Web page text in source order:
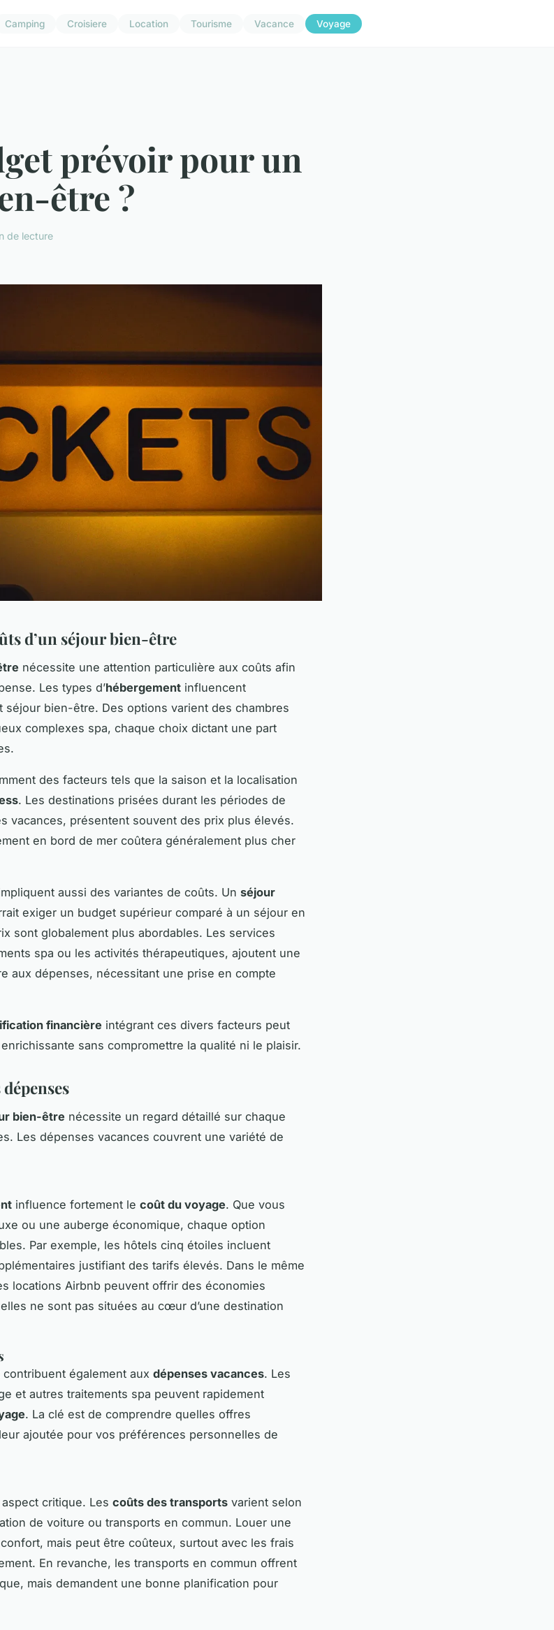
Camping Croisiere Location Tourisme Vacance Voyage
prévoir pour un
être ?
de lecture
d’un séjour bien-être
nécessite une attention particulière aux coûts afin
Les types d’hébergement influencent
séjour bien-être. Des options varient des chambres
complexes spa, chaque choix dictant une part
des facteurs tels que la saison et la localisation
. Les destinations prisées durant les périodes de
vacances, présentent souvent des prix plus élevés.
en bord de mer coûtera généralement plus cher
aussi des variantes de coûts. Un séjour
exiger un budget supérieur comparé à un séjour en
sont globalement plus abordables. Les services
spa ou les activités thérapeutiques, ajoutent une
aux dépenses, nécessitant une prise en compte
financière intégrant ces divers facteurs peut
sans compromettre la qualité ni le plaisir.
bien-être nécessite un regard détaillé sur chaque
Les dépenses vacances couvrent une variété de
influence fortement le coût du voyage. Que vous
ou une auberge économique, chaque option
Par exemple, les hôtels cinq étoiles incluent
justifiant des tarifs élevés. Dans le même
locations Airbnb peuvent offrir des économies
ne sont pas situées au cœur d’une destination
également aux dépenses vacances. Les
et autres traitements spa peuvent rapidement
. La clé est de comprendre quelles offres
ajoutée pour vos préférences personnelles de
critique. Les coûts des transports varient selon
de voiture ou transports en commun. Louer une
mais peut être coûteux, surtout avec les frais
En revanche, les transports en commun offrent
mais demandent une bonne planification pour